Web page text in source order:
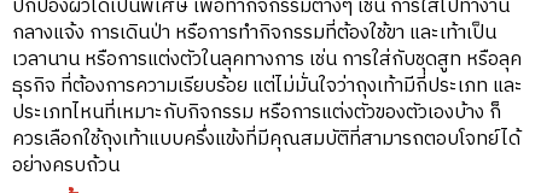
กลางแจ้ง การเดินป่า หรือการทำกิจกรรมที่ต้องใช้ขา และเท้าเป็น
เวลานาน หรือการแต่งตัวในลุคทางการ เช่น การใส่กับชุดสูท หรือลุค
ธุรกิจ ที่ต้องการความเรียบร้อย แต่ไม่มั่นใจว่าถุงเท้ามีกี่ประเภท และ
ประเภทไหนที่เหมาะกับกิจกรรม หรือการแต่งตัวของตัวเองบ้าง ก็
ควรเลือกใช้ถุงเท้าแบบครึ่งแข้งที่มีคุณสมบัติที่สามารถตอบโจทย์ได้
อย่างครบถ้วน